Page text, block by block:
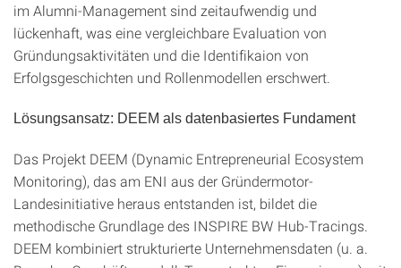
im Alumni-Management sind zeitaufwendig und
lückenhaft, was eine vergleichbare Evaluation von
Gründungsaktivitäten und die Identifikaion von
Erfolgsgeschichten und Rollenmodellen erschwert.
Lösungsansatz: DEEM als datenbasiertes Fundament
Das Projekt DEEM (Dynamic Entrepreneurial Ecosystem
Monitoring), das am ENI aus der Gründermotor-
Landesinitiative heraus entstanden ist, bildet die
methodische Grundlage des INSPIRE BW Hub-Tracings.
DEEM kombiniert strukturierte Unternehmensdaten (u. a.